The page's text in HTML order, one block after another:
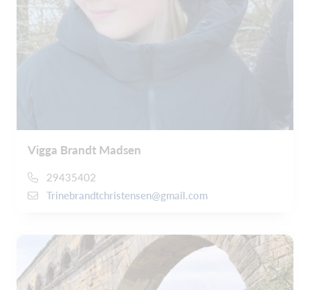
Vigga Brandt Madsen
29435402
Trinebrandtchristensen@gmail.com